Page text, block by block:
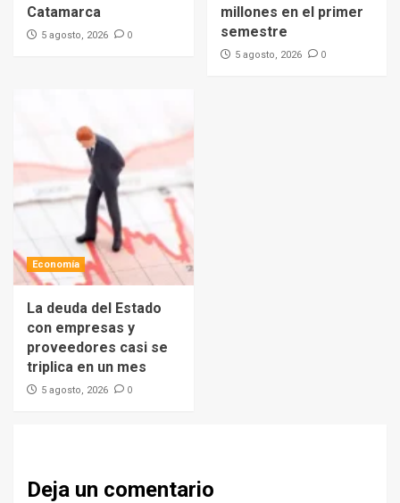
Catamarca
5 agosto, 2026 0
millones en el primer
semestre
5 agosto, 2026 0
Economía
La deuda del Estado
con empresas y
proveedores casi se
triplica en un mes
5 agosto, 2026 0
Deja un comentario